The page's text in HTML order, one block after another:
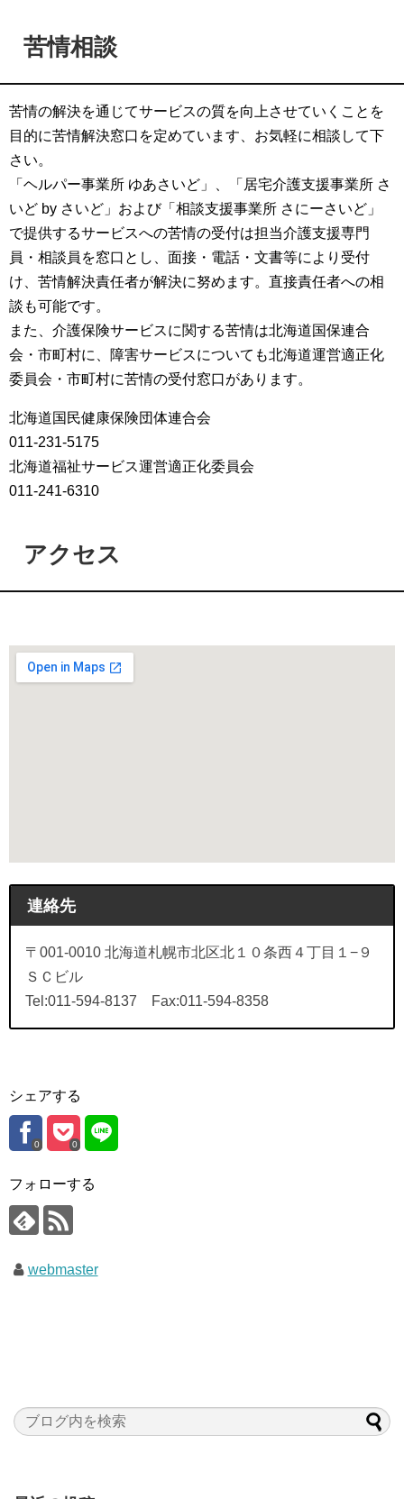
苦情相談
苦情の解決を通じてサービスの質を向上させていくことを
目的に苦情解決窓口を定めています、お気軽に相談して下
さい。
「ヘルパー事業所 ゆあさいど」、「居宅介護支援事業所 さ
いど by さいど」および「相談支援事業所 さにーさいど」
で提供するサービスへの苦情の受付は担当介護支援専門
員・相談員を窓口とし、面接・電話・文書等により受付
け、苦情解決責任者が解決に努めます。直接責任者への相
談も可能です。
また、介護保険サービスに関する苦情は北海道国保連合
会・市町村に、障害サービスについても北海道運営適正化
委員会・市町村に苦情の受付窓口があります。
北海道国民健康保険団体連合会
011-231-5175
北海道福祉サービス運営適正化委員会
011-241-6310
アクセス
連絡先
〒001-0010 北海道札幌市北区北１０条西４丁目１−９
ＳＣビル
Tel:011-594-8137 Fax:011-594-8358
シェアする
0 0
フォローする
webmaster